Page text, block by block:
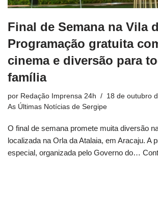
Final de Semana na Vila
Programação gratuita
cinema e diversão para
família
por Redação Imprensa 24h
18 de outubro
As Últimas Notícias de Sergipe
O final de semana promete muita diversão
localizada na Orla da Atalaia, em Aracaju. A
especial, organizada pelo Governo do…